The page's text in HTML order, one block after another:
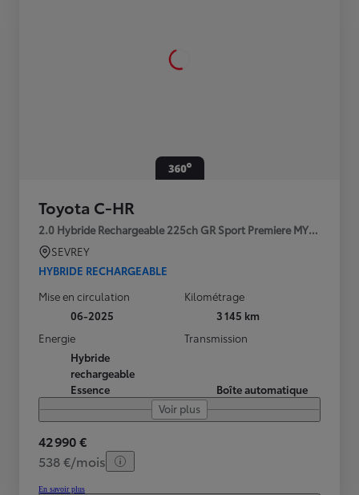
Toyota C-HR
2.0 Hybride Rechargeable 225ch GR Sport Premiere MY25
SEVREY
HYBRIDE RECHARGEABLE
Mise en circulation
06-2025
Kilométrage
3 145 km
Energie
Hybride
rechargeable
Essence
Transmission
Boîte automatique
Voir plus
42 990 €
538 €/mois
En savoir plus